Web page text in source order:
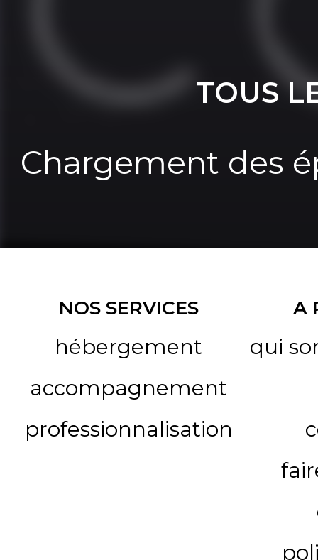
TOUS
Chargement des
NOS SERVICES
hébergement
accompagnement
professionnalisation
A
qui